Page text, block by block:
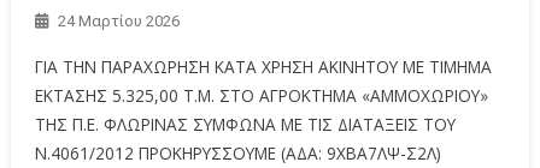
24 Μαρτίου 2026
ΓΙΑ ΤΗΝ ΠΑΡΑΧΩΡΗΣΗ ΚΑΤΑ ΧΡΗΣΗ ΑΚΙΝΗΤΟΥ ΜΕ ΤΙΜΗΜΑ
ΕΚΤΑΣΗΣ 5.325,00 Τ.Μ. ΣΤΟ ΑΓΡΟΚΤΗΜΑ «ΑΜΜΟΧΩΡΙΟΥ»
ΤΗΣ Π.Ε. ΦΛΩΡΙΝΑΣ ΣΥΜΦΩΝΑ ΜΕ ΤΙΣ ΔΙΑΤΑΞΕΙΣ ΤΟΥ
Ν.4061/2012 ΠΡΟΚΗΡΥΣΣΟΥΜΕ (ΑΔΑ: 9ΧΒΑ7ΛΨ-Σ2Λ)